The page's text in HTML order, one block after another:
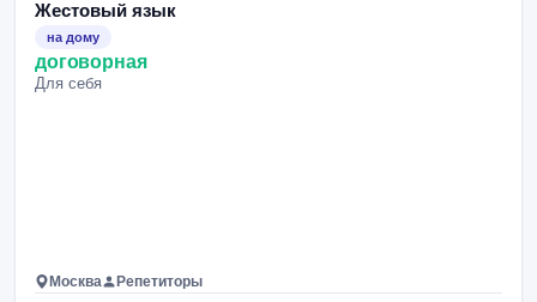
Жестовый язык
на дому
договорная
Для себя
Москва Репетиторы